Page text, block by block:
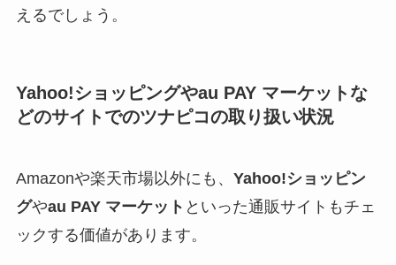
えるでしょう。
Yahoo!ショッピングやau PAY マーケットな
どのサイトでのツナピコの取り扱い状況
Amazonや楽天市場以外にも、 Yahoo!ショッピン
グやau PAY マーケット といった通販サイトもチェ
ックする価値があります。